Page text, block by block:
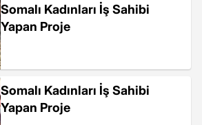
Somalı Kadınları İş Sahibi
Yapan Proje
Somalı Kadınları İş Sahibi
Yapan Proje